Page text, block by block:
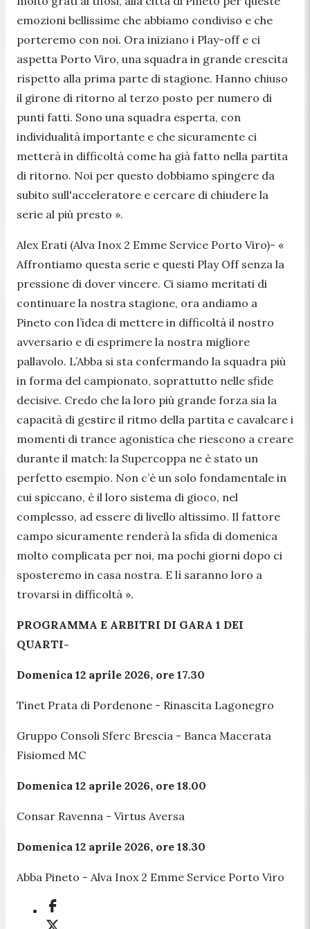
emozioni bellissime che abbiamo condiviso e che
porteremo con noi. Ora iniziano i Play-off e ci
aspetta Porto Viro, una squadra in grande crescita
rispetto alla prima parte di stagione. Hanno chiuso
il girone di ritorno al terzo posto per numero di
punti fatti. Sono una squadra esperta, con
individualità importante e che sicuramente ci
metterà in difficoltà come ha già fatto nella partita
di ritorno. Noi per questo dobbiamo spingere da
subito sull'acceleratore e cercare di chiudere la
serie al più presto ».
Alex Erati (Alva Inox 2 Emme Service Porto Viro)- «
Affrontiamo questa serie e questi Play Off senza la
pressione di dover vincere. Ci siamo meritati di
continuare la nostra stagione, ora andiamo a
Pineto con l’idea di mettere in difficoltà il nostro
avversario e di esprimere la nostra migliore
pallavolo. L’Abba si sta confermando la squadra più
in forma del campionato, soprattutto nelle sfide
decisive. Credo che la loro più grande forza sia la
capacità di gestire il ritmo della partita e cavalcare i
momenti di trance agonistica che riescono a creare
durante il match: la Supercoppa ne è stato un
perfetto esempio. Non c’è un solo fondamentale in
cui spiccano, è il loro sistema di gioco, nel
complesso, ad essere di livello altissimo. Il fattore
campo sicuramente renderà la sfida di domenica
molto complicata per noi, ma pochi giorni dopo ci
sposteremo in casa nostra. E lì saranno loro a
trovarsi in difficoltà ».
PROGRAMMA E ARBITRI DI GARA 1 DEI
QUARTI-
Domenica 12 aprile 2026, ore 17.30
Tinet Prata di Pordenone - Rinascita Lagonegro
Gruppo Consoli Sferc Brescia - Banca Macerata
Fisiomed MC
Domenica 12 aprile 2026, ore 18.00
Consar Ravenna - Virtus Aversa
Domenica 12 aprile 2026, ore 18.30
Abba Pineto - Alva Inox 2 Emme Service Porto Viro